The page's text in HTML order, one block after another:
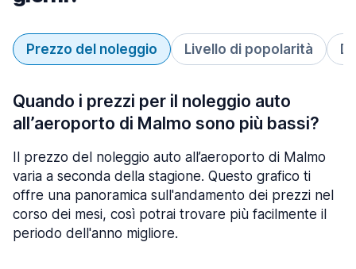
Prezzo del noleggio Livello di popolarità
Quando i prezzi per il noleggio auto
all’aeroporto di Malmo sono più bassi?
Il prezzo del noleggio auto all’aeroporto di Malmo
varia a seconda della stagione. Questo grafico ti
offre una panoramica sull'andamento dei prezzi nel
corso dei mesi, così potrai trovare più facilmente il
periodo dell'anno migliore.